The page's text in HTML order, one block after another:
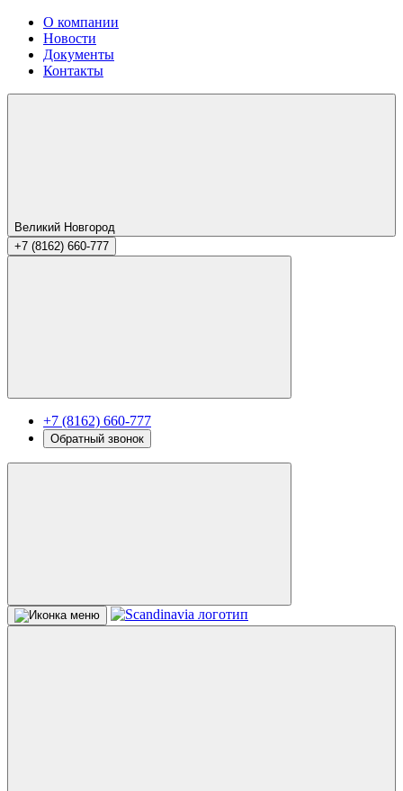
О компании
Новости
Документы
Контакты
Великий Новгород
+7 (8162) 660-777
+7 (8162) 660-777
Обратный звонок